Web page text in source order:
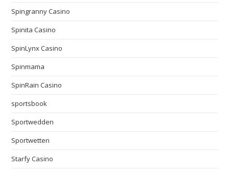
Spingranny Casino
Spinita Casino
SpinLynx Casino
Spinmama
SpinRain Casino
sportsbook
Sportwedden
Sportwetten
Starfy Casino